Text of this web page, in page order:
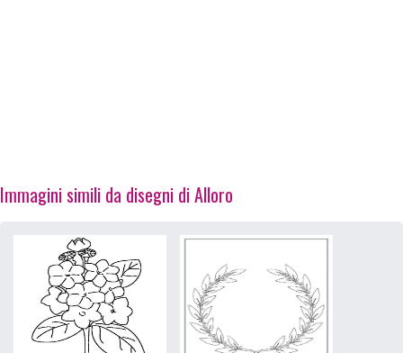
Immagini simili da disegni di Alloro